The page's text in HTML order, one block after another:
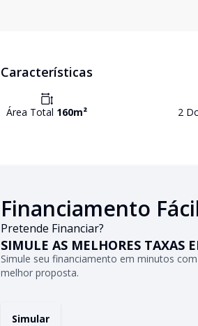
Características
Área Total 160m² 2
Financiamento
Pretende Financiar?
SIMULE AS MELHORES TAXAS
Simule seu financiamento em minutos
melhor proposta.
Simular